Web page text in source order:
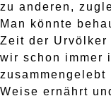
zu anderen,
Man könnte
Zeit der Urvölker
wir schon immer
Weise ernährt